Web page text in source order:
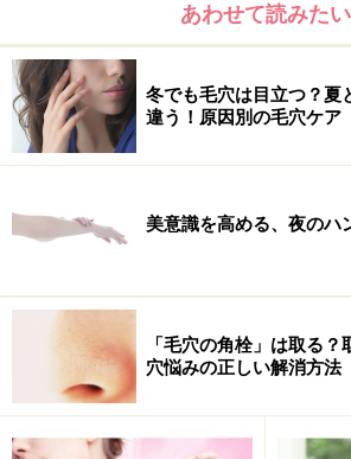
手軽な方法が、芸能人やキャビンア
注目度の高い「ココナッツオイルプ
簡単に言うと、ココナッツオイルを
のこと。うがいといっても喉まで届
あわせて読みたい
冬でも毛穴は目立つ？夏
違う！原因別の毛穴ケア
美意識を高める、夜のハ
「毛穴の角栓」は取る
穴悩みの正しい解消方法